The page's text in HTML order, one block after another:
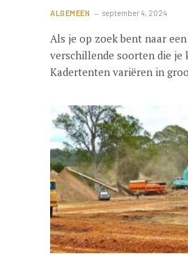
ALGEMEEN september 4, 2024
Als je op zoek bent naar
verschillende soorten die je
Kadertenten variëren in